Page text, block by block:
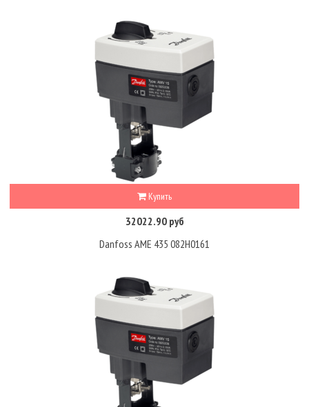
Купить
32022.90 руб
Danfoss AME 435 082H0161